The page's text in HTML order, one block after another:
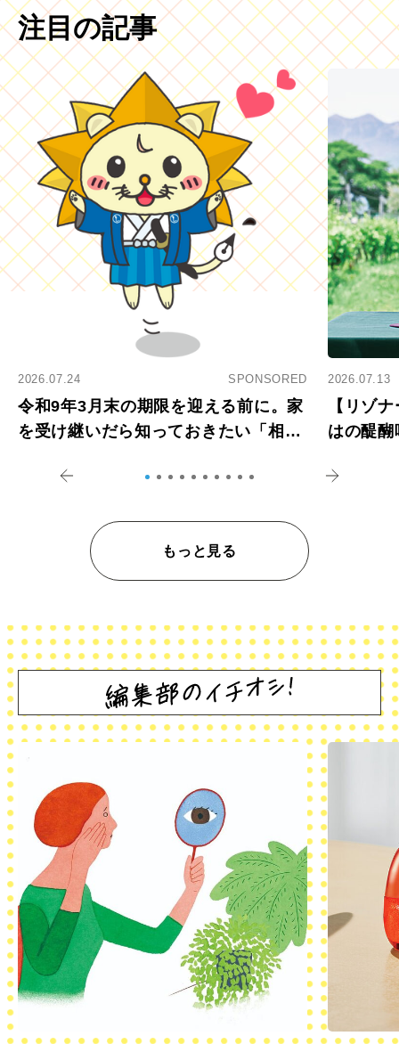
注目の記事
2026.07.24 SPONSORED
令和9年3月末の期限を迎える前に。家
を受け継いだら知っておきたい「相続
2026.07.13
【リゾ
はの醍
もっと見る